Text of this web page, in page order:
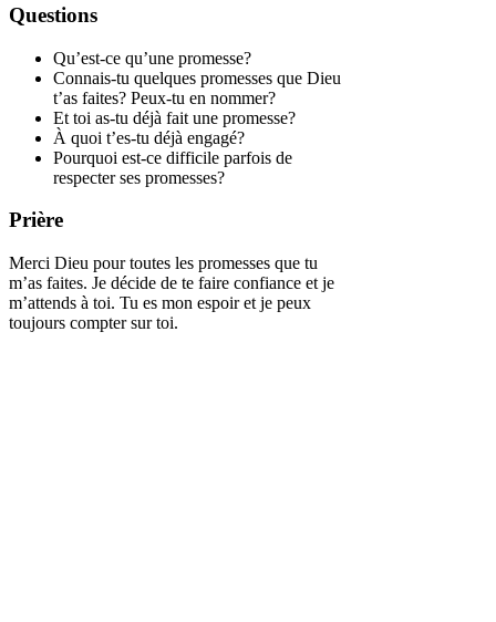
Questions
Qu’est-ce qu’une promesse?
Connais-tu quelques promesses que Dieu
t’as faites? Peux-tu en nommer?
Et toi as-tu déjà fait une promesse?
À quoi t’es-tu déjà engagé?
Pourquoi est-ce difficile parfois de
respecter ses promesses?
Prière
Merci Dieu pour toutes les promesses que tu
m’as faites. Je décide de te faire confiance et je
m’attends à toi. Tu es mon espoir et je peux
toujours compter sur toi.